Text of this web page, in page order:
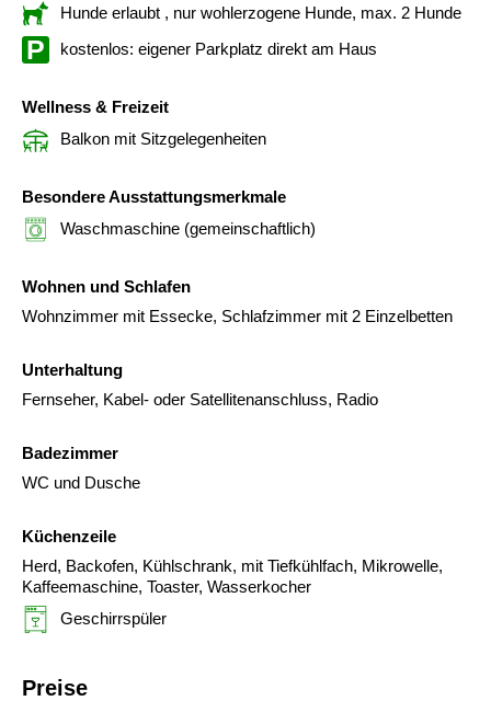
Hunde erlaubt , nur wohlerzogene Hunde, max. 2 Hunde
kostenlos: eigener Parkplatz direkt am Haus
Wellness & Freizeit
Balkon mit Sitzgelegenheiten
Besondere Ausstattungsmerkmale
Waschmaschine (gemeinschaftlich)
Wohnen und Schlafen
Wohnzimmer mit Essecke, Schlafzimmer mit 2 Einzelbetten
Unterhaltung
Fernseher, Kabel- oder Satellitenanschluss, Radio
Badezimmer
WC und Dusche
Küchenzeile
Herd, Backofen, Kühlschrank, mit Tiefkühlfach, Mikrowelle,
Kaffeemaschine, Toaster, Wasserkocher
Geschirrspüler
Preise